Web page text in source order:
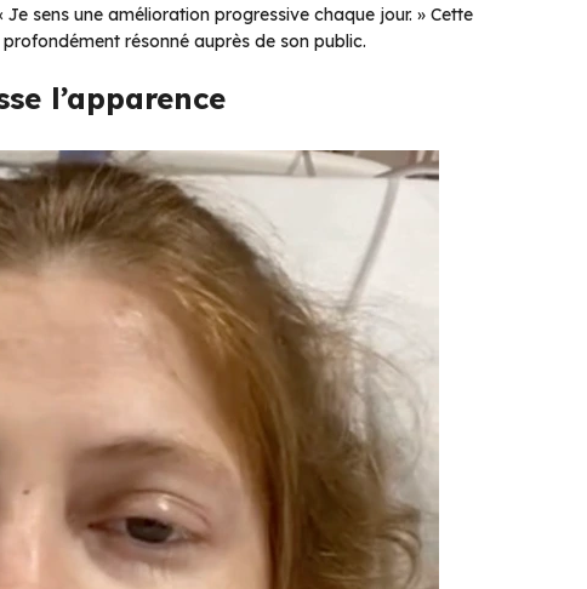
sens une amélioration progressive chaque jour. » Cette
résonné auprès de son public.
l’apparence